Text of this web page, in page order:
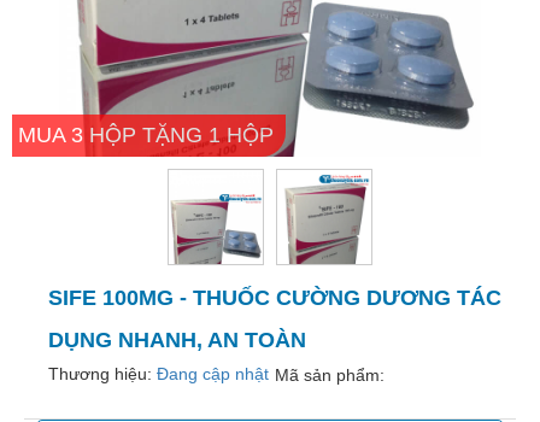
Làm
đẹp,
Chống
Oxy
hóa
Chăm
sóc
khỏe
MUA 3 HỘP TẶNG 1 HỘP
SIFE 100MG - THUỐC CƯỜNG DƯƠNG TÁC
DỤNG NHANH, AN TOÀN
Thương hiệu: Đang cập nhật Mã sản phẩm: